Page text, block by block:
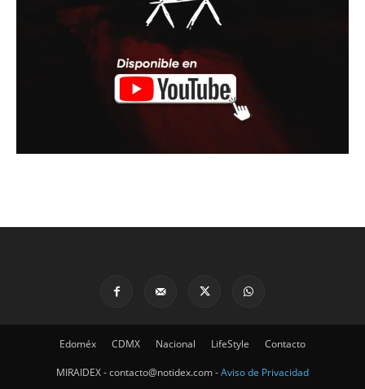
Edoméx CDMX Nacional LifeStyle Contacto
MIRAIDEX - contacto@notidex.com -Aviso de Privacidad